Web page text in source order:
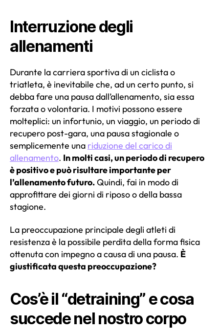
Interruzione degli
allenamenti
Durante la carriera sportiva di un ciclista o
triatleta, è inevitabile che, ad un certo punto, si
debba fare una pausa dall’allenamento, sia essa
forzata o volontaria. I motivi possono essere
molteplici: un infortunio, un viaggio, un periodo di
recupero post-gara, una pausa stagionale o
semplicemente una riduzione del carico di
allenamento. In molti casi, un periodo di recupero
è positivo e può risultare importante per
l’allenamento futuro.Quindi, fai in modo di
approfittare dei giorni di riposo o della bassa
stagione.
La preoccupazione principale degli atleti di
resistenza è la possibile perdita della forma fisica
ottenuta con impegno a causa di una pausa. È
giustificata questa preoccupazione?
Cos’è il “detraining” e cosa
succede nel nostro corpo